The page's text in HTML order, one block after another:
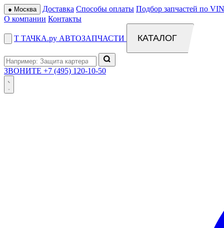
● Москва Доставка Способы оплаты Подбор запчастей по
О компании Контакты
Т ТАЧКА.ру АВТОЗАПЧАСТИ КАТАЛОГ
ЗВОНИТЕ +7 (495) 120-10-50